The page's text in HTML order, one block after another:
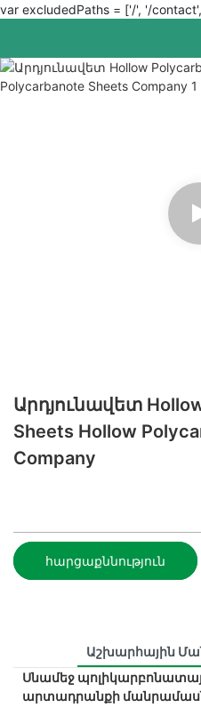
var excludedPaths = ['/', '/
Արդյունավետ
Sheets Hollow
Company
հարցաքննություն
Աշխարհային
Սնամեջ
արտադրանքի